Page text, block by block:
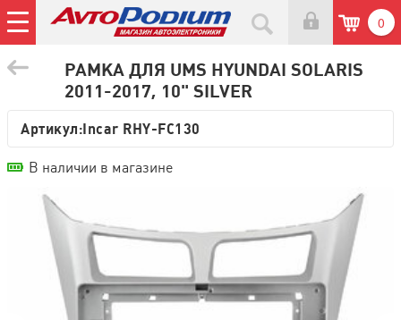
0
РАМКА ДЛЯ UMS HYUNDAI SOLARIS
2011-2017, 10" SILVER
Артикул:Incar RHY-FC130
В наличии в магазине